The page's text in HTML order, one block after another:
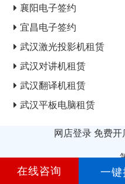
襄阳电子签约
宜昌电子签约
武汉激光投影机租赁
武汉对讲机租赁
武汉翻译机租赁
武汉平板电脑租赁
网店登录 免费开
在线咨询 一